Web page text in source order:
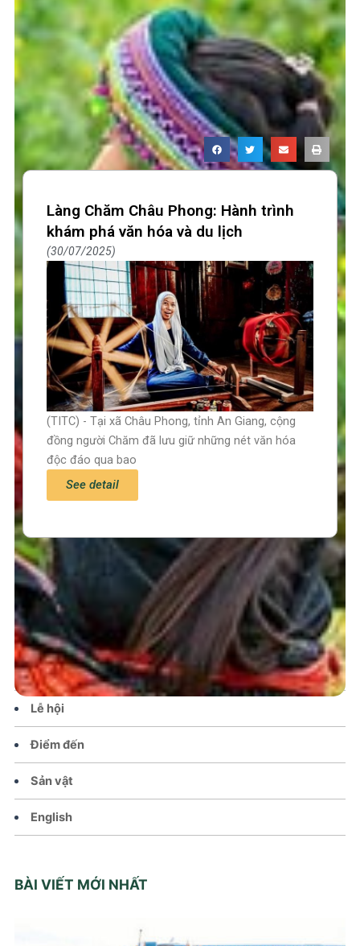
Trang chủ
Tin tức – Sự kiện
Chính sách
Văn hoá – Đời sống
Lễ hội
Điểm đến
Sản vật
English
BÀI VIẾT MỚI NHẤT
Làng Chăm Châu Phong: Hành trình
khám phá văn hóa và du lịch
30/07/2025
(TITC) - Tại xã Châu Phong, tỉnh An Giang, cộng
đồng người Chăm đã lưu giữ những nét văn hóa
độc đáo qua bao
See detail